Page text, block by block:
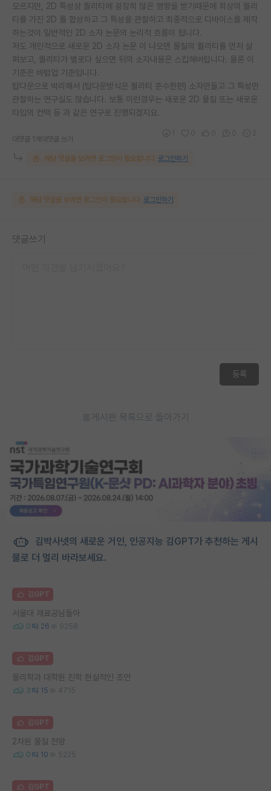
모르지만, 2D 특성상 퀄리티에 굉장히 많은 영향을 받기때문에 최상의 퀄리
티를 가진 2D 를 합성하고 그 특성을 관찰하고 최종적으로 디바이스를 제작
하는것이 일반적인 2D 소자 논문의 논리적 흐름이 됩니다.
저도 개인적으로 새로운 2D 소자 논문 이 나오면 물질의 퀄리티를 먼저 살
펴보고, 퀄리티가 별로다 싶으면 뒤의 소자내용은 스킵해버립니다. 물론 이
기준은 바텀업 기준입니다.
탑다운으로 박리해서 (탑다운방식은 퀄리티 준수한편) 소자만들고 그 특성만
관찰하는 연구실도 많습니다. 보통 이런경우는 새로운 2D 물질 또는 새로운
타입의 컨택 등 과 같은 연구로 진행되겠지요.
대댓글 1개 대댓글 쓰기
해당 댓글을 보려면 로그인이 필요합니다. 로그인하기
해당 댓글을 보려면 로그인이 필요합니다. 로그인하기
댓글쓰기
등록
게시판 목록으로 돌아가기
김박사넷의 새로운 거인, 인공지능 김GPT가 추천하는 게시
물로 더 멀리 바라보세요.
김GPT
서울대 재료공님들아
0 26 9258
김GPT
물리학과 대학원 진학 현실적인 조언
3 15 4715
김GPT
2차원 물질 전망
0 10 5225
김GPT